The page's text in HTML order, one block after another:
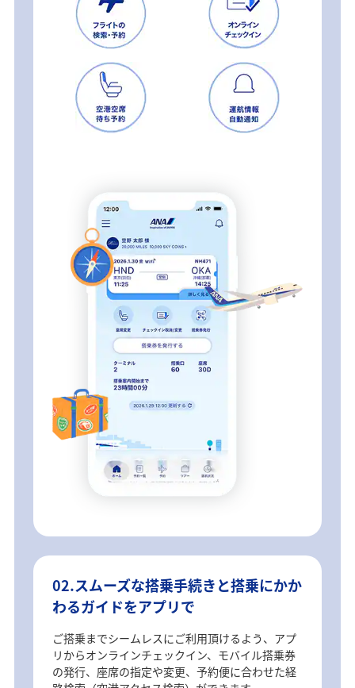
02.スムーズな搭乗手続きと搭乗にかか
わるガイドをアプリで
ご搭乗までシームレスにご利用頂けるよう、アプ
リからオンラインチェックイン、モバイル搭乗券
の発行、座席の指定や変更、予約便に合わせた経